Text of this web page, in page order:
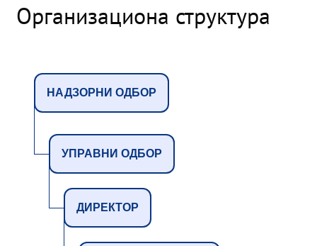
Организациона структура
НАДЗОРНИ ОДБОР
УПРАВНИ ОДБОР
ДИРЕКТОР